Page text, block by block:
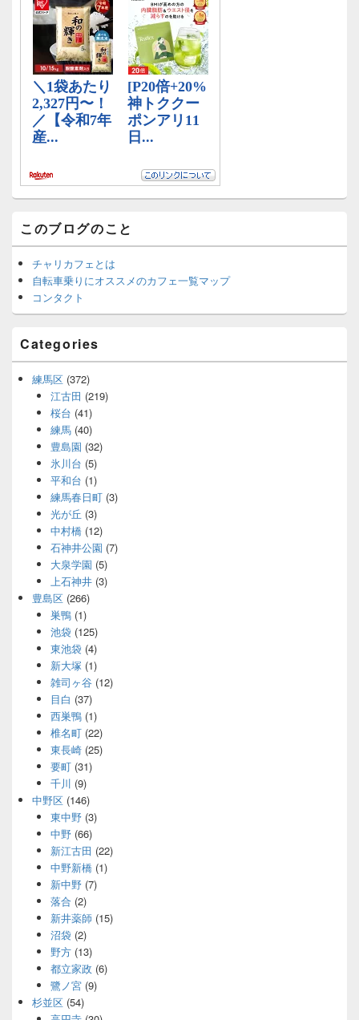
このブログのこと
チャリカフェとは
自転車乗りにオススメのカフェ一覧マップ
コンタクト
Categories
練馬区 (372)
江古田 (219)
桜台 (41)
練馬(40)
豊島園 (32)
氷川台 (5)
平和台 (1)
練馬春日町(3)
光が丘 (3)
中村橋(12)
石神井公園 (7)
大泉学園 (5)
上石神井(3)
豊島区 (266)
巣鴨(1)
池袋(125)
東池袋(4)
新大塚 (1)
雑司ヶ谷(12)
目白 (37)
西巣鴨(1)
椎名町(22)
東長崎(25)
要町(31)
千川 (9)
中野区 (146)
東中野(3)
中野(66)
新江古田 (22)
中野新橋(1)
新中野(7)
落合(2)
新井薬師(15)
沼袋(2)
野方(13)
都立家政 (6)
鷺ノ宮(9)
杉並区 (54)